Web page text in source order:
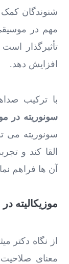
شنوندگان کمک
مهم در
تأثیرگذار
افزایش دهد.
با ترکیب
سونوریته در
سونوریته می
القا کند و
آن ها فراهم
موزیکالیته
از نگاه دکتر
معنای